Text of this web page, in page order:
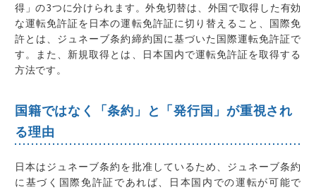
得」の3つに分けられます。外免切替は、外国で取得した有効
な運転免許証を日本の運転免許証に切り替えること、国際免
許とは、ジュネーブ条約締約国に基づいた国際運転免許証で
す。また、新規取得とは、日本国内で運転免許証を取得する
方法です。
国籍ではなく「条約」と「発行国」が重視され
る理由
日本はジュネーブ条約を批准しているため、ジュネーブ条約
に基づく国際免許証であれば、日本国内での運転が可能で